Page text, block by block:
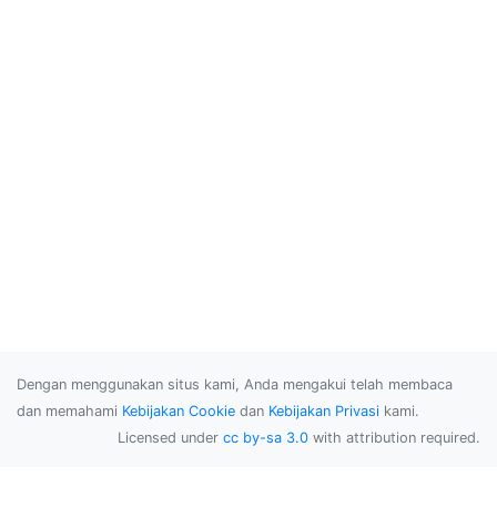
Dengan menggunakan situs kami, Anda mengakui telah membaca
dan memahami Kebijakan Cookie dan Kebijakan Privasi kami.
Licensed under cc by-sa 3.0 with attribution required.